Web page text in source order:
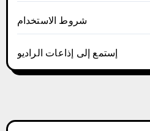
شروط الاستخدام
إستمع إلى إذاعات الراديو